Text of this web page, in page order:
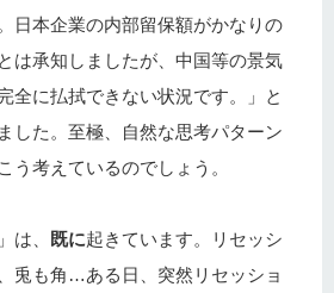
日本企業の内部留保額がかなりの
は承知しましたが、中国等の景気
全に払拭できない状況です。」と
した。至極、自然な思考パターン
う考えているのでしょう。
は、 既に起きています。リセッシ
兎も角…ある日、突然リセッショ